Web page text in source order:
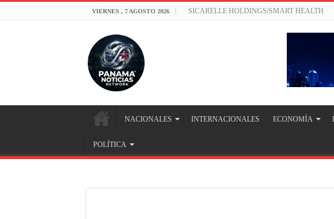
VIERNES , 7 AGOSTO 2026 SICARELLE HOLDINGS/SMART HEALTH
NACIONALES INTERNACIONALES ECONOMÍA
POLÍTICA